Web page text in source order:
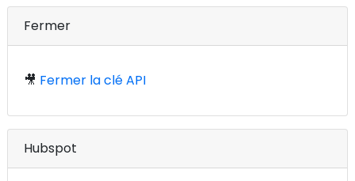
Fermer
🎥 Fermer la clé API
Hubspot